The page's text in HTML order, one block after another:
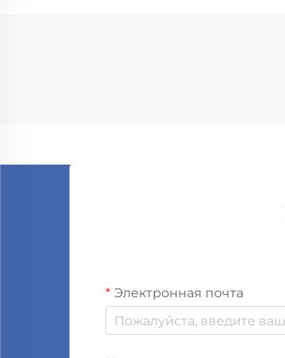
Электронная почта